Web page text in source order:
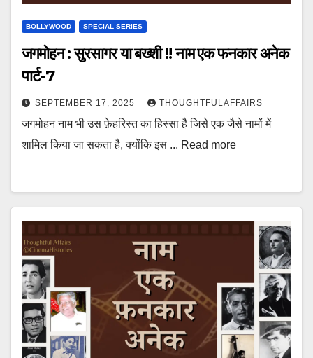
BOLLYWOOD SPECIAL SERIES
जगमोहन : सुरसागर या बख्शी !! नाम एक फनकार अनेक
पार्ट-7
SEPTEMBER 17, 2025 THOUGHTFULAFFAIRS
जगमोहन नाम भी उस फ़ेहरिस्त का हिस्सा है जिसे एक जैसे नामों में
शामिल किया जा सकता है, क्योंकि इस ... Read more